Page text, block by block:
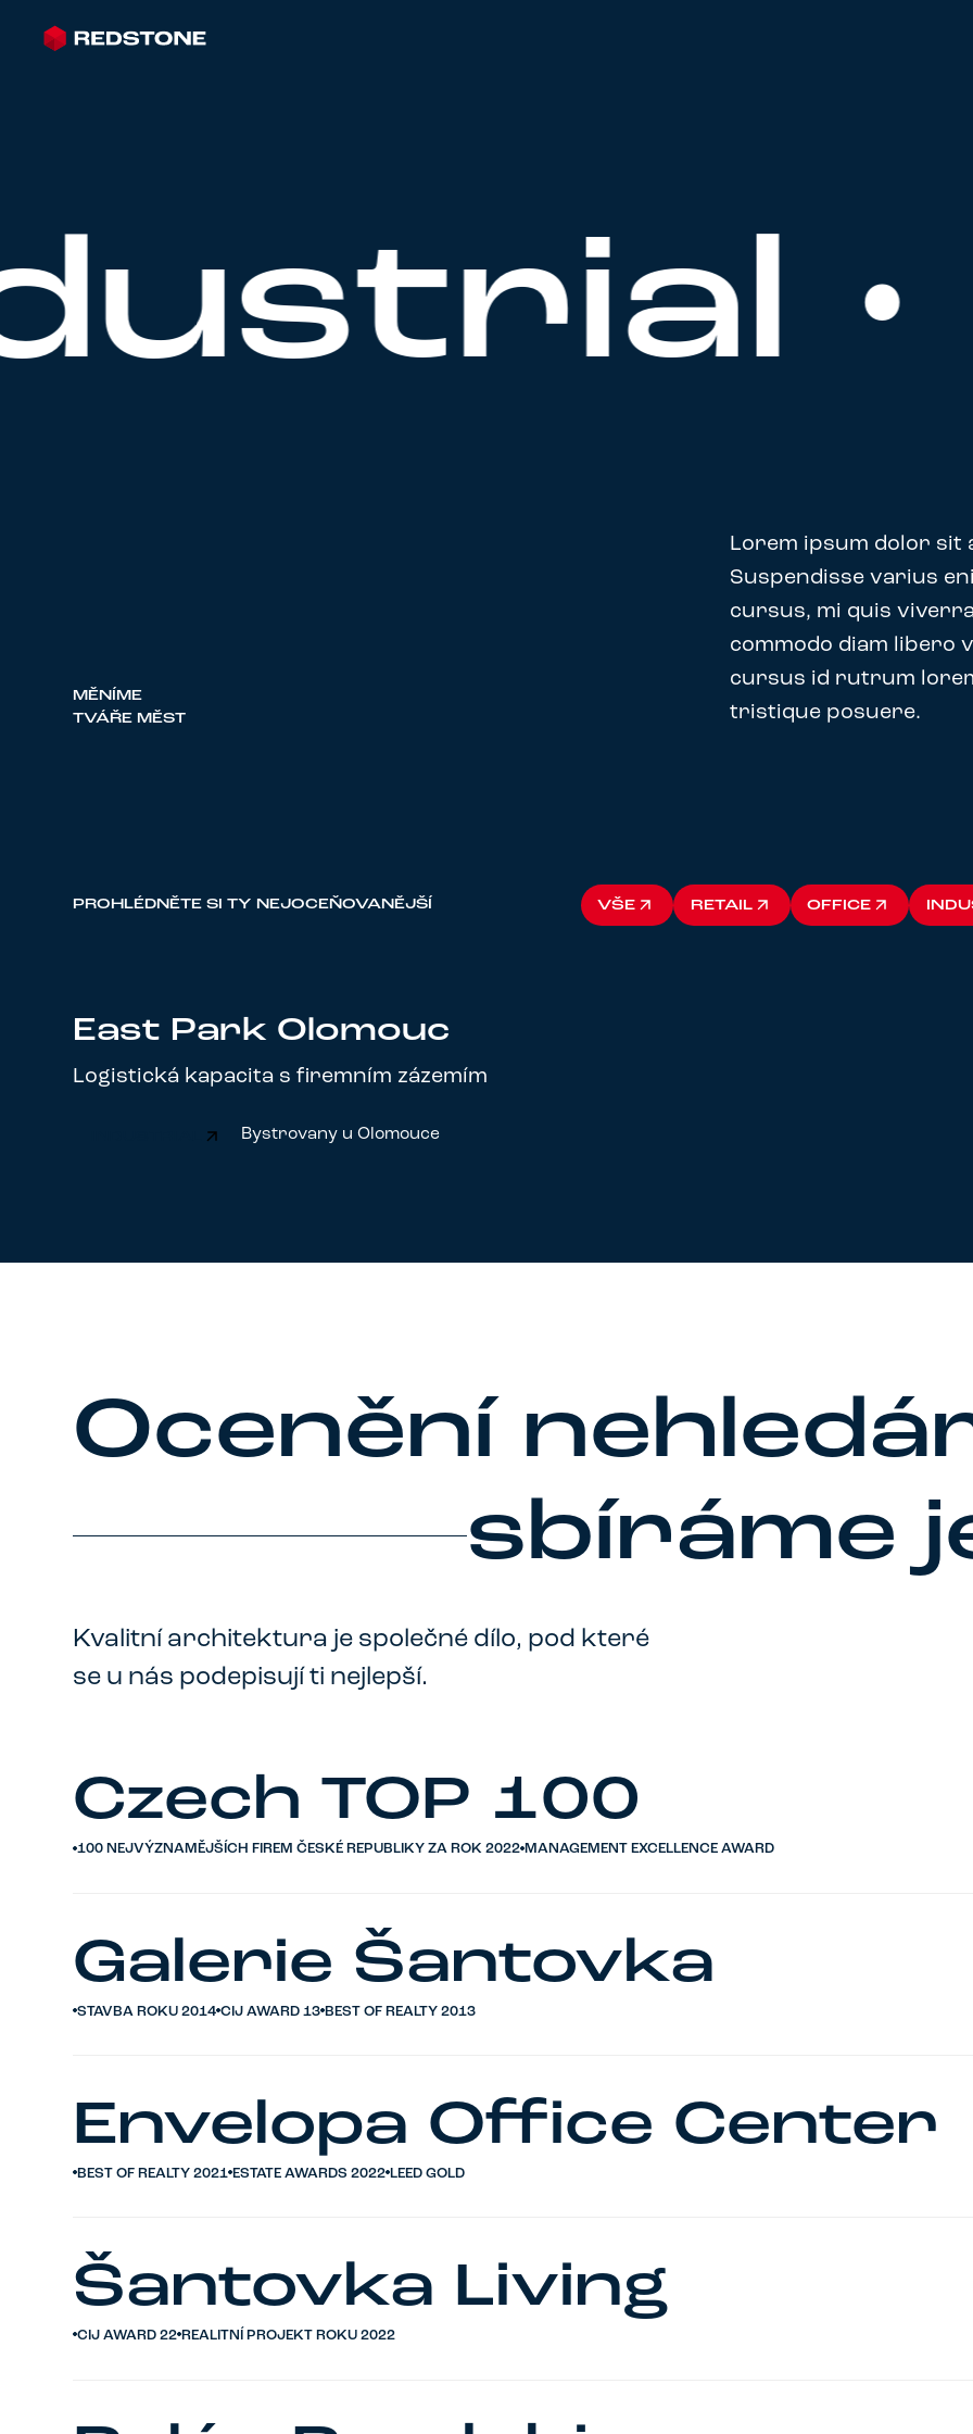
•
MĚNÍME
TVÁŘE MĚST
Lorem ipsum dolor sit
Suspendisse varius
cursus, mi quis
commodo diam libero
cursus id rutrum
tristique posuere.
PROHLÉDNĚTE SI TY NEJOCEŇOVANĚJŠÍ
VŠE
VŠE
RETAIL
RETAIL
OFFICE
OFFICE
East Park Olomouc
Logistická kapacita s firemním zázemím
Bystrovany u Olomouce
Ocenění
sbíráme
Kvalitní architektura je společné dílo, pod které
se u nás podepisují ti nejlepší.
Czech TOP 100
100 NEJVÝZNAMĚJŠÍCH FIREM ČESKÉ REPUBLIKY ZA ROK 2022 MANAGEMENT EXCELLENCE AWARD
Galerie Šantovka
STAVBA ROKU 2014 CIJ AWARD 13 BEST OF REALTY 2013
Envelopa Office Center
BEST OF REALTY 2021 ESTATE AWARDS 2022 LEED GOLD
Šantovka Living
CIJ AWARD 22 REALITNÍ PROJEKT ROKU 2022